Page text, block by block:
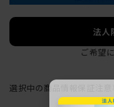
法人
ご希望
選択中の商品情報